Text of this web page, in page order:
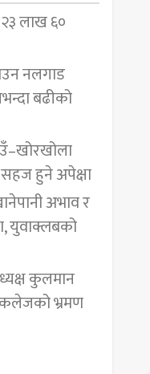
लाख ६०
नलगाड
बढीको
हुने अपेक्षा
अभाव र
युवाक्लबको
कुलमान
कलेजको भ्रमण